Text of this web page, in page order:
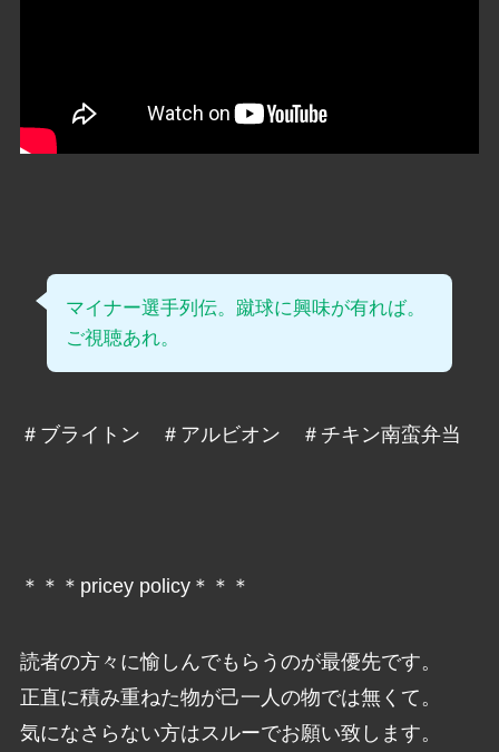
マイナー選手列伝。蹴球に興味が有れば。
ご視聴あれ。
＃ブライトン ＃アルビオン ＃チキン南蛮弁当
＊＊＊pricey policy＊＊＊
読者の方々に愉しんでもらうのが最優先です。
正直に積み重ねた物が己一人の物では無くて。
気になさらない方はスルーでお願い致します。